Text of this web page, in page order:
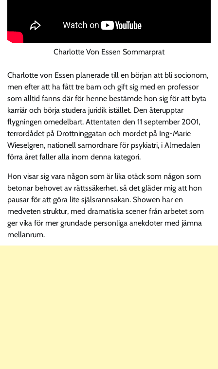
Charlotte Von Essen Sommarprat
Charlotte von Essen planerade till en början att bli socionom,
men efter att ha fått tre barn och gift sig med en professor
som alltid fanns där för henne bestämde hon sig för att byta
karriär och börja studera juridik istället. Den återupptar
flygningen omedelbart. Attentaten den 11 september 2001,
terrordådet på Drottninggatan och mordet på Ing-Marie
Wieselgren, nationell samordnare för psykiatri, i Almedalen
förra året faller alla inom denna kategori.
Hon visar sig vara någon som är lika otäck som någon som
betonar behovet av rättssäkerhet, så det gläder mig att hon
pausar för att göra lite själsrannsakan. Showen har en
medveten struktur, med dramatiska scener från arbetet som
ger vika för mer grundade personliga anekdoter med jämna
mellanrum.